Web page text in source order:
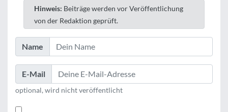
Hinweis: Beiträge werden vor Veröffentlichung
von der Redaktion geprüft.
Name
E-Mail
optional, wird nicht veröffentlicht